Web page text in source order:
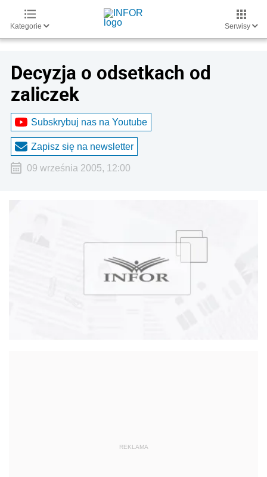
Kategorie Serwisy
Decyzja o odsetkach od
zaliczek
Subskrybuj nas na Youtube
Zapisz się na newsletter
09 września 2005, 12:00